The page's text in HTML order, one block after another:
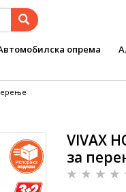
опрема
VIVAX
за